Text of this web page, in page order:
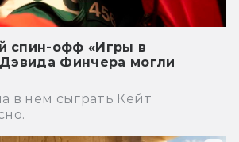
спин-офф «Игры в
Финчера могли
в нем сыграть Кейт